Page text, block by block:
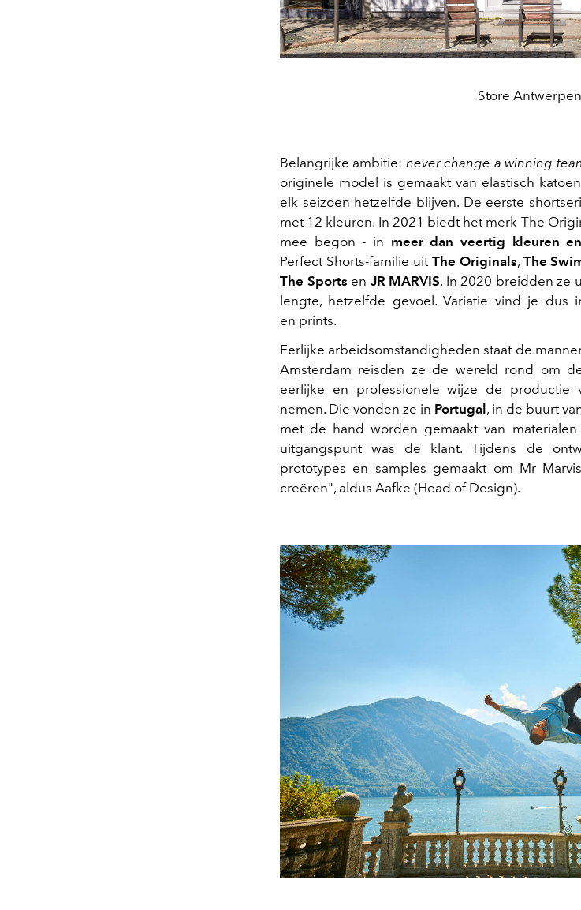
Store Antwerpen
Belangrijke ambitie: never change a winning
originele model is gemaakt van elastisch
elk seizoen hetzelfde blijven. De eerste
met 12 kleuren. In 2021 biedt het merk The
mee begon - in meer dan veertig kleuren
Perfect Shorts-familie uit The Originals, The
The Sports en JR MARVIS. In 2020 breidden ze
lengte, hetzelfde gevoel. Variatie vind je dus
en prints.
Eerlijke arbeidsomstandigheden staat de
Amsterdam reisden ze de wereld rond om
eerlijke en professionele wijze de
nemen. Die vonden ze in Portugal, in de buurt
met de hand worden gemaakt van
uitgangspunt was de klant. Tijdens de
prototypes en samples gemaakt om Mr
creëren", aldus Aafke (Head of Design).